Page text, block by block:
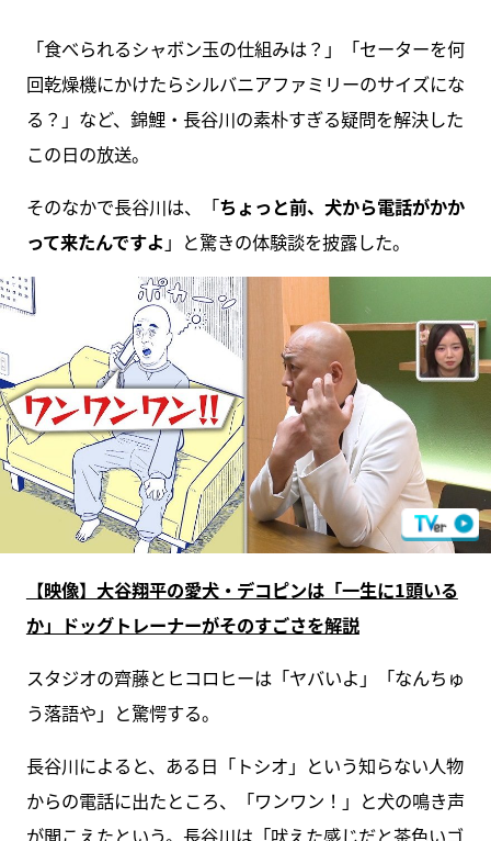
「食べられるシャボン玉の仕組みは？」「セーターを何
回乾燥機にかけたらシルバニアファミリーのサイズにな
る？」など、錦鯉・長谷川の素朴すぎる疑問を解決した
この日の放送。
そのなかで長谷川は、「ちょっと前、犬から電話がかか
って来たんですよ 」と驚きの体験談を披露した。
【映像】大谷翔平の愛犬・デコピンは「一生に1頭いる
か」ドッグトレーナーがそのすごさを解説
スタジオの齊藤とヒコロヒーは「ヤバいよ」「なんちゅ
う落語や」と驚愕する。
長谷川によると、ある日「トシオ」という知らない人物
からの電話に出たところ、「ワンワン！」と犬の鳴き声
が聞こえたという。長谷川は「吠えた感じだと茶色いゴ